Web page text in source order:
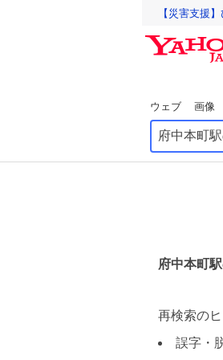
【災害支援
ウェブ 画像
府中本町
再検索のヒ
誤字・